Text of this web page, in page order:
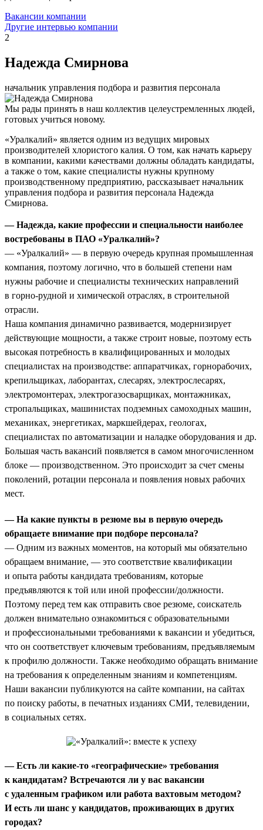
Вакансии компании
Другие интервью компании
2
Надежда Смирнова
начальник управления подбора и развития персонала
Мы рады принять в наш коллектив целеустремленных людей,
готовых учиться новому.
«Уралкалий» является одним из ведущих мировых
производителей хлористого калия. О том, как начать карьеру
в компании, какими качествами должны обладать кандидаты,
а также о том, какие специалисты нужны крупному
производственному предприятию, рассказывает начальник
управления подбора и развития персонала Надежда
Смирнова.
— Надежда, какие профессии и специальности наиболее
востребованы в ПАО «Уралкалий»?
— «Уралкалий» — в первую очередь крупная промышленная
компания, поэтому логично, что в большей степени нам
нужны рабочие и специалисты технических направлений
в горно-рудной и химической отраслях, в строительной
отрасли.
Наша компания динамично развивается, модернизирует
действующие мощности, а также строит новые, поэтому есть
высокая потребность в квалифицированных и молодых
специалистах на производстве: аппаратчиках, горнорабочих,
крепильщиках, лаборантах, слесарях, электрослесарях,
электромонтерах, электрогазосварщиках, монтажниках,
стропальщиках, машинистах подземных самоходных машин,
механиках, энергетиках, маркшейдерах, геологах,
специалистах по автоматизации и наладке оборудования и др.
Большая часть вакансий появляется в самом многочисленном
блоке — производственном. Это происходит за счет смены
поколений, ротации персонала и появления новых рабочих
мест.
— На какие пункты в резюме вы в первую очередь
обращаете внимание при подборе персонала?
— Одним из важных моментов, на который мы обязательно
обращаем внимание, — это соответствие квалификации
и опыта работы кандидата требованиям, которые
предъявляются к той или иной профессии/должности.
Поэтому перед тем как отправить свое резюме, соискатель
должен внимательно ознакомиться с образовательными
и профессиональными требованиями к вакансии и убедиться,
что он соответствует ключевым требованиям, предъявляемым
к профилю должности. Также необходимо обращать внимание
на требования к определенным знаниям и компетенциям.
Наши вакансии публикуются на сайте компании, на сайтах
по поиску работы, в печатных изданиях СМИ, телевидении,
в социальных сетях.
— Есть ли какие-то «географические» требования
к кандидатам? Встречаются ли у вас вакансии
с удаленным графиком или работа вахтовым методом?
И есть ли шанс у кандидатов, проживающих в других
городах?